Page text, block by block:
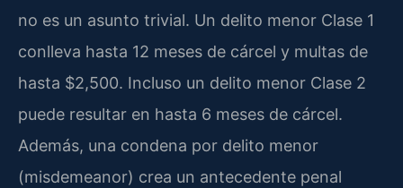
no es un asunto trivial. Un delito menor Clase 1
conlleva hasta 12 meses de cárcel y multas de
hasta $2,500. Incluso un delito menor Clase 2
puede resultar en hasta 6 meses de cárcel.
Además, una condena por delito menor
(misdemeanor) crea un antecedente penal